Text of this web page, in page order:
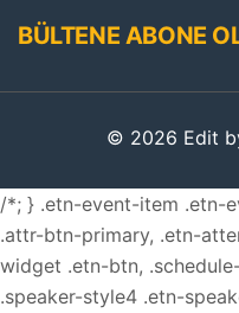
BÜLTENE ABONE
© 2026 Edit
/*; } .etn-event-item .etn-
.attr-btn-primary, .etn-
widget .etn-btn,
.speaker-style4 .etn-